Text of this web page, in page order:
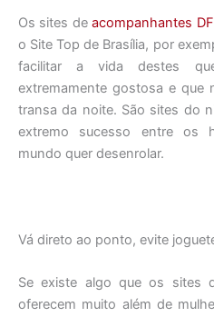
Os sites deacompanhantes DF
o Site Top de Brasília, por
facilitar a vida destes
extremamente gostosa e que
transa da noite. São sites do
extremo sucesso entre os
mundo quer desenrolar.
Vá direto ao ponto, evite
Se existe algo que os sites
oferecem muito além de